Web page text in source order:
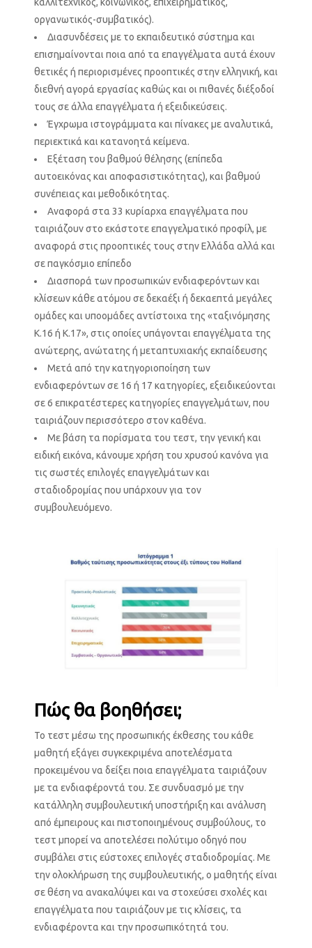
οργανωτικός-συμβατικός).
Διασυνδέσεις με το εκπαιδευτικό σύστημα και
επισημαίνονται ποια από τα επαγγέλματα αυτά έχουν
θετικές ή περιορισμένες προοπτικές στην ελληνική, και
διεθνή αγορά εργασίας καθώς και οι πιθανές διέξοδοί
τους σε άλλα επαγγέλματα ή εξειδικεύσεις.
Έγχρωμα ιστογράμματα και πίνακες με αναλυτικά,
περιεκτικά και κατανοητά κείμενα.
Εξέταση του βαθμού θέλησης (επίπεδα
αυτοεικόνας και αποφασιστικότητας), και βαθμού
συνέπειας και μεθοδικότητας.
Αναφορά στα 33 κυρίαρχα επαγγέλματα που
ταιριάζουν στο εκάστοτε επαγγελματικό προφίλ, με
αναφορά στις προοπτικές τους στην Ελλάδα αλλά και
σε παγκόσμιο επίπεδο
Διασπορά των προσωπικών ενδιαφερόντων και
κλίσεων κάθε ατόμου σε δεκαέξι ή δεκαεπτά μεγάλες
ομάδες και υποομάδες αντίστοιχα της «ταξινόμησης
Κ.16 ή Κ.17», στις οποίες υπάγονται επαγγέλματα της
ανώτερης, ανώτατης ή μεταπτυχιακής εκπαίδευσης
Μετά από την κατηγοριοποίηση των
ενδιαφερόντων σε 16 ή 17 κατηγορίες, εξειδικεύονται
σε 6 επικρατέστερες κατηγορίες επαγγελμάτων, που
ταιριάζουν περισσότερο στον καθένα.
Με βάση τα πορίσματα του τεστ, την γενική και
ειδική εικόνα, κάνουμε χρήση του χρυσού κανόνα για
τις σωστές επιλογές επαγγελμάτων και
σταδιοδρομίας που υπάρχουν για τον
συμβουλευόμενο.
Πώς θα βοηθήσει;
Το τεστ μέσω της προσωπικής έκθεσης του κάθε
μαθητή εξάγει συγκεκριμένα αποτελέσματα
προκειμένου να δείξει ποια επαγγέλματα ταιριάζουν
με τα ενδιαφέροντά του. Σε συνδυασμό με την
κατάλληλη συμβουλευτική υποστήριξη και ανάλυση
από έμπειρους και πιστοποιημένους συμβούλους, το
τεστ μπορεί να αποτελέσει πολύτιμο οδηγό που
συμβάλει στις εύστοχες επιλογές σταδιοδρομίας. Με
την ολοκλήρωση της συμβουλευτικής, ο μαθητής είναι
σε θέση να ανακαλύψει και να στοχεύσει σχολές και
επαγγέλματα που ταιριάζουν με τις κλίσεις, τα
ενδιαφέροντα και την προσωπικότητά του.